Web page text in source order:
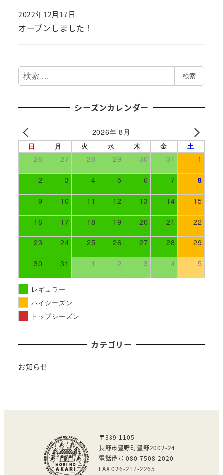
オープンしました！
2022年12月17日
検
索
検索
シーズンカレンダー
2026年 8月
日 月 火 水 木 金 土
26 27 28 29 30 31 1
2 3 4 5 6 7 8
9 10 11 12 13 14 15
16 17 18 19 20 21 22
23 24 25 26 27 28 29
30 31 1 2 3 4 5
レギュラー
ハイシーズン
トップシーズン
カテゴリー
お知らせ
〒389-1105
長野市豊野町豊野2002-24
電話番号 080-7508-2020
FAX 026-217-2265